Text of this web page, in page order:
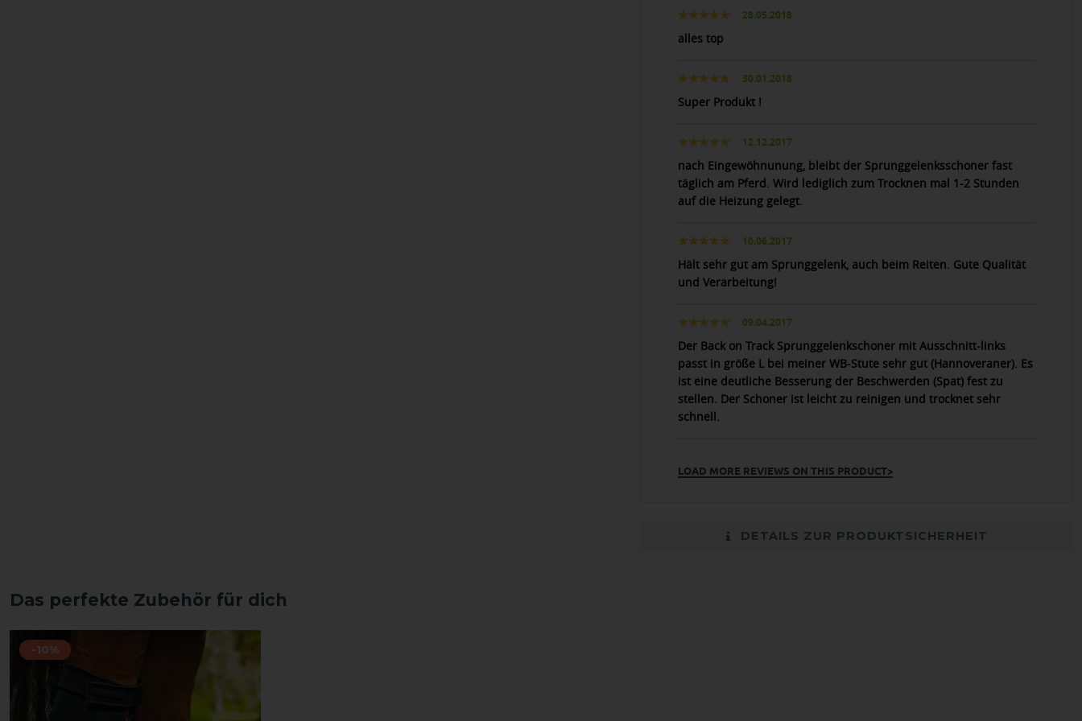
28.05.2018
alles top
30.01.2018
Super Produkt !
12.12.2017
nach Eingewöhnunung, bleibt der Sprunggelenksschoner fast
täglich am Pferd. Wird lediglich zum Trocknen mal 1-2 Stunden
auf die Heizung gelegt.
10.06.2017
Hält sehr gut am Sprunggelenk, auch beim Reiten. Gute Qualität
und Verarbeitung!
09.04.2017
Der Back on Track Sprunggelenkschoner mit Ausschnitt-links
passt in größe L bei meiner WB-Stute sehr gut (Hannoveraner). Es
ist eine deutliche Besserung der Beschwerden (Spat) fest zu
stellen. Der Schoner ist leicht zu reinigen und trocknet sehr
schnell.
LOAD MORE REVIEWS ON THIS PRODUCT>
DETAILS ZUR PRODUKTSICHERHEIT
Das perfekte Zubehör für dich
-10%